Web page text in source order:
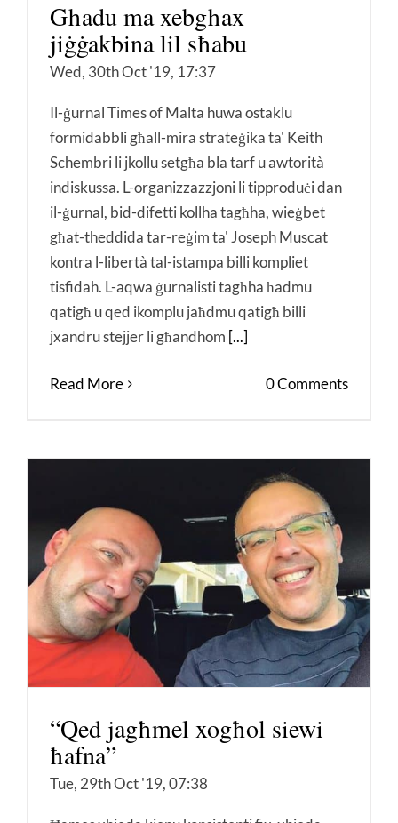
Għadu ma xebgħax
jiġġakbina lil sħabu
Wed, 30th Oct '19, 17:37
Il-ġurnal Times of Malta huwa ostaklu
formidabbli għall-mira strateġika ta' Keith
Schembri li jkollu setgħa bla tarf u awtorità
indiskussa. L-organizzazzjoni li tipproduċi dan
il-ġurnal, bid-difetti kollha tagħha, wieġbet
għat-theddida tar-reġim ta' Joseph Muscat
kontra l-libertà tal-istampa billi kompliet
tisfidah. L-aqwa ġurnalisti tagħha ħadmu
qatigħ u qed ikomplu jaħdmu qatigħ billi
jxandru stejjer li għandhom [...]
Read More 0 Comments
“Qed jagħmel xogħol siewi
ħafna”
Tue, 29th Oct '19, 07:38